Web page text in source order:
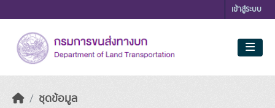
เข้าสู่ระบบ
ชุดข้อมูล